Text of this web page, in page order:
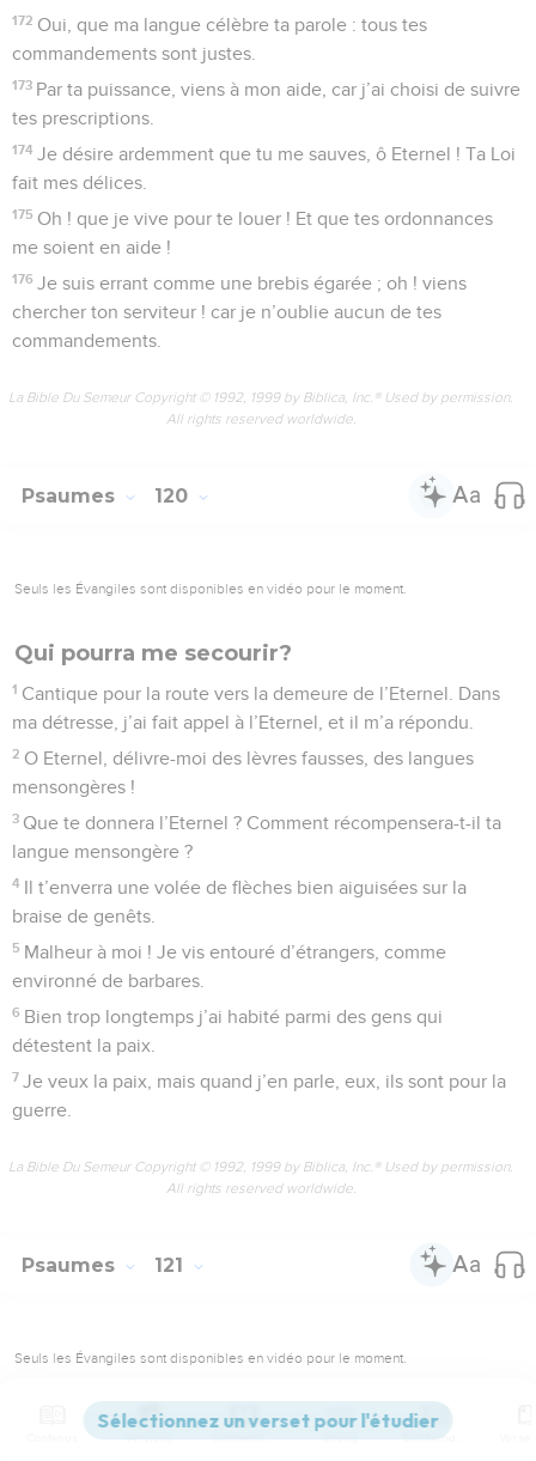
172 Oui, que ma langue célèbre ta parole : tous tes
commandements sont justes.
173 Par ta puissance, viens à mon aide, car j’ai choisi de suivre
tes prescriptions.
174 Je désire ardemment que tu me sauves, ô Eternel ! Ta Loi
fait mes délices.
175 Oh ! que je vive pour te louer ! Et que tes ordonnances
me soient en aide !
176 Je suis errant comme une brebis égarée ; oh ! viens
chercher ton serviteur ! car je n’oublie aucun de tes
commandements.
La Bible Du Semeur Copyright © 1992, 1999 by Biblica, Inc.® Used by permission.
All rights reserved worldwide.
Psaumes 120
Seuls les Évangiles sont disponibles en vidéo pour le moment.
Qui pourra me secourir?
1 Cantique pour la route vers la demeure de l’Eternel. Dans
ma détresse, j’ai fait appel à l’Eternel, et il m’a répondu.
2 O Eternel, délivre-moi des lèvres fausses, des langues
mensongères !
3 Que te donnera l’Eternel ? Comment récompensera-t-il ta
langue mensongère ?
4 Il t’enverra une volée de flèches bien aiguisées sur la
braise de genêts.
5 Malheur à moi ! Je vis entouré d’étrangers, comme
environné de barbares.
6 Bien trop longtemps j’ai habité parmi des gens qui
détestent la paix.
7 Je veux la paix, mais quand j’en parle, eux, ils sont pour la
guerre.
La Bible Du Semeur Copyright © 1992, 1999 by Biblica, Inc.® Used by permission.
All rights reserved worldwide.
Psaumes 121
Seuls les Évangiles sont disponibles en vidéo pour le moment.
Vœux de paix pour Jérusalem
Versions Commentaires Strong